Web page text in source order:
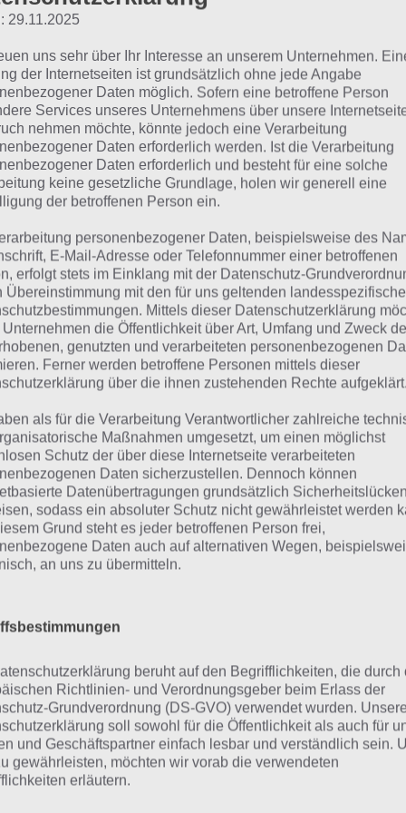
brennt nicht: Lösung
findest du bereits die Lösung rund um Das brennt
Spieler anders ist, können wir dir nicht das exakte
unsere Komplettlösung jedoch trotzdem zu jedem
Weitere Lösungen zu 94% gesucht
Schaue inunsere Komplettlösung
App! Dort kannst du mit der
schnell die Antworten und
über 300 Level finden!
Lösungen auch ohne unsere Hilfe, indem du in
diese jedoch begrenzt sind, hast du hier stets die
obige Lösung stimmt leider
die Lösung, die wir dir oben Das brennt nicht
29.11.2025
uns sehr über Ihr Interesse an unserem Unternehmen.
der Internetseiten ist grundsätzlich ohne jede Angabe
Daten möglich. Sofern eine betroffene Person
Services unseres Unternehmens über unsere
nehmen möchte, könnte jedoch eine Verarbeitung
Daten erforderlich werden. Ist die Verarbeitung
Daten erforderlich und besteht für eine solche
keine gesetzliche Grundlage, holen wir generell eine
der betroffenen Person ein.
personenbezogener Daten, beispielsweise des
E-Mail-Adresse oder Telefonnummer einer betroffenen
erfolgt stets im Einklang mit der Datenschutz-
Übereinstimmung mit den für uns geltenden
Mittels dieser Datenschutzerklärung
Unternehmen die Öffentlichkeit über Art, Umfang und Zweck
genutzten und verarbeiteten personenbezogenen
Ferner werden betroffene Personen mittels dieser
über die ihnen zustehenden Rechte aufgeklärt.
als für die Verarbeitung Verantwortlicher zahlreiche
Maßnahmen umgesetzt, um einen möglichst
Schutz der über diese Internetseite verarbeiteten
Daten sicherzustellen. Dennoch können
Datenübertragungen grundsätzlich Sicherheitslücken
sodass ein absoluter Schutz nicht gewährleistet werden
Grund steht es jeder betroffenen Person frei,
Daten auch auf alternativen Wegen,
an uns zu übermitteln.
beruht auf den Begrifflichkeiten, die durch
Richtlinien- und Verordnungsgeber beim Erlass der
Grundverordnung (DS-GVO) verwendet wurden. Unsere
soll sowohl für die Öffentlichkeit als auch für
und Geschäftspartner einfach lesbar und verständlich sein.
gewährleisten, möchten wir vorab die verwendeten
erläutern.